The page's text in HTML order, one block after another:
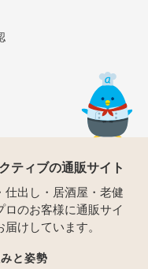
ティブの通販サイト
仕出し・居酒屋・老健
のお客様に通販サイ
けしています。
と姿勢